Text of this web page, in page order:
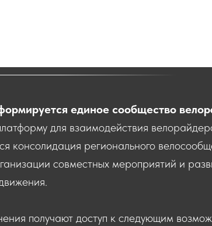
единое сообщество
для взаимодействия
консолидация регионального
совместных мероприятий и
получают доступ к следующим